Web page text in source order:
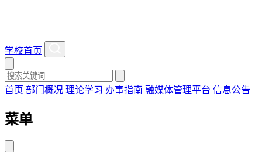
学校首页
首页 部门概况 理论学习 办事指南 融媒体管理平台 信息公告
菜单